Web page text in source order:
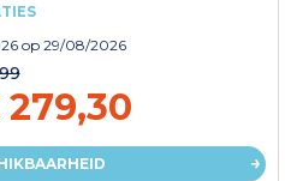
op 29/08/2026